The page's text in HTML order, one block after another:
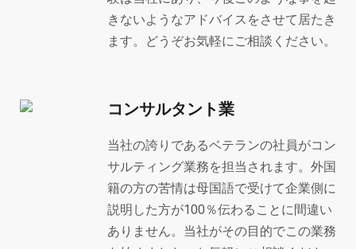
きないようなアドバイスをさせて居たき
ます。どうぞお気軽にご相談ください。
コンサルタント業
当社の誇りであるベテランの社員がコン
サルティング業務を担当されます。外国
籍の方の苦情は母国語で受けて企業側に
説明した方が100％伝わることに間違い
ありません。当社がその目的でこの業務